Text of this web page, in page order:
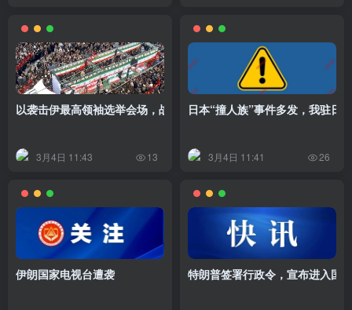
以袭击伊最高领袖选举会场，战事向中东多国外溢，最新动态→
3月4日 11:43 13
日本“撞人族”事件多发，我驻日
3月4日 11:41 26
伊朗国家电视台遭袭 特朗普签署行政令，宣布进入国